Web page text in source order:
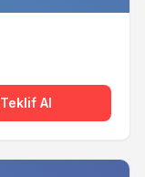
Teklif Al